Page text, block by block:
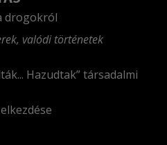
drogokról
valódi történetek
Hazudtak” társadalmi